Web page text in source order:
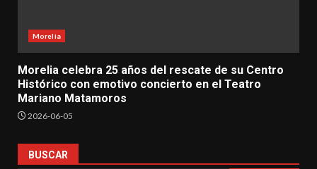
Morelia
Morelia celebra 25 años del rescate de su Centro
Histórico con emotivo concierto en el Teatro
Mariano Matamoros
2026-06-05
BUSCAR